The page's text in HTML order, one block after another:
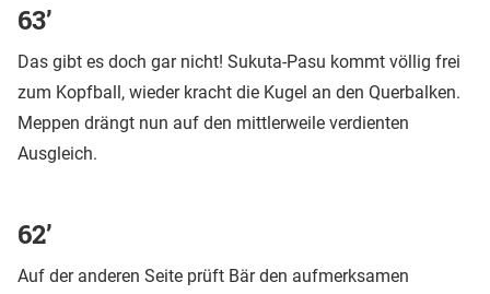
63’
Das gibt es doch gar nicht! Sukuta-Pasu kommt völlig frei
zum Kopfball, wieder kracht die Kugel an den Querbalken.
Meppen drängt nun auf den mittlerweile verdienten
Ausgleich.
62’
Auf der anderen Seite prüft Bär den aufmerksamen